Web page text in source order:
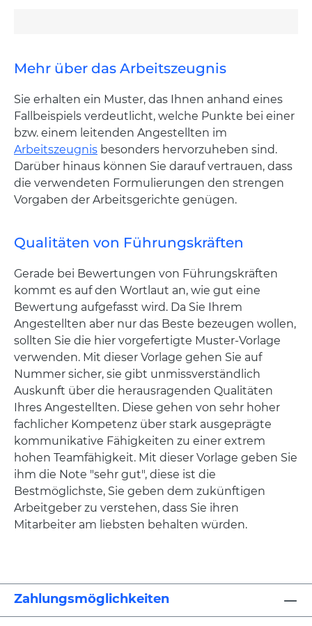
Mehr über das Arbeitszeugnis
Sie erhalten ein Muster, das Ihnen anhand eines
Fallbeispiels verdeutlicht, welche Punkte bei einer
bzw. einem leitenden Angestellten im
Arbeitszeugnis besonders hervorzuheben sind.
Darüber hinaus können Sie darauf vertrauen, dass
die verwendeten Formulierungen den strengen
Vorgaben der Arbeitsgerichte genügen.
Qualitäten von Führungskräften
Gerade bei Bewertungen von Führungskräften
kommt es auf den Wortlaut an, wie gut eine
Bewertung aufgefasst wird. Da Sie Ihrem
Angestellten aber nur das Beste bezeugen wollen,
sollten Sie die hier vorgefertigte Muster-Vorlage
verwenden. Mit dieser Vorlage gehen Sie auf
Nummer sicher, sie gibt unmissverständlich
Auskunft über die herausragenden Qualitäten
Ihres Angestellten. Diese gehen von sehr hoher
fachlicher Kompetenz über stark ausgeprägte
kommunikative Fähigkeiten zu einer extrem
hohen Teamfähigkeit. Mit dieser Vorlage geben Sie
ihm die Note "sehr gut", diese ist die
Bestmöglichste, Sie geben dem zukünftigen
Arbeitgeber zu verstehen, dass Sie ihren
Mitarbeiter am liebsten behalten würden.
Zahlungsmöglichkeiten